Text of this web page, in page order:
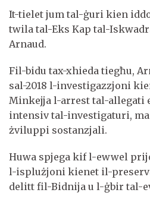
It-tielet jum tal-ġuri kien
twila tal-Eks Kap tal-
Arnaud.
Fil-bidu tax-xhieda tiegħu,
sal-2018 l-investigazzjoni
Minkejja l-arrest tal-allegati
intensiv tal-investigaturi,
żviluppi sostanzjali.
Huwa spjega kif l-ewwel
l-isplużjoni kienet il-
delitt fil-Bidnija u l-ġbir tal-